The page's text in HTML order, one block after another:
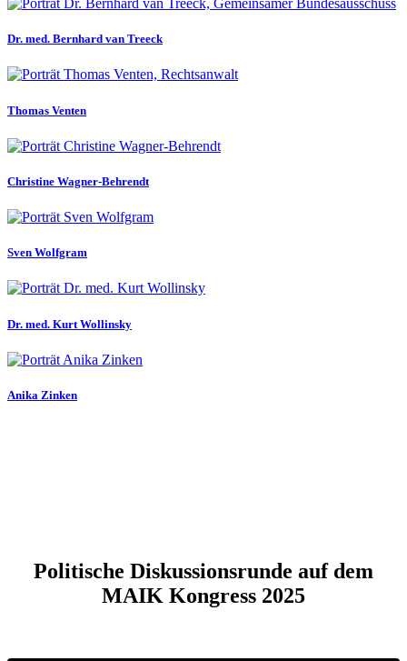
Dr. med. Bernhard van Treeck
Thomas Venten
Christine Wagner-Behrendt
Sven Wolfgram
Dr. med. Kurt Wollinsky
Anika Zinken
Politische Diskussionsrunde auf dem
MAIK Kongress 2025